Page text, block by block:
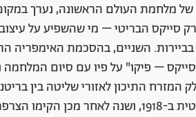
בשיאה של מלחמת העולם הראשונה, נערך
הבריטי – מי שהשפיע על עיצוב
בביירות. השניים, בהסכמת האימפריה
– פיקו" על פיו עם סיום
המזרח התיכון לאזורי שליטה בין
ההסכם בוטל משפטית ב-1918, ושנה